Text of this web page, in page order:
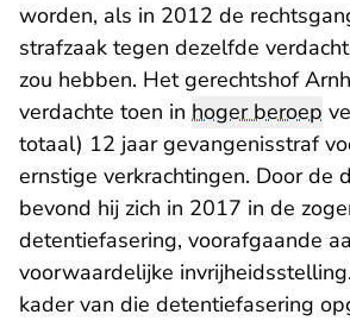
worden, als in 2012 de
strafzaak tegen dezelfde
zou hebben. Het gerechtshof
verdachte toen in hoger beroep
totaal) 12 jaar gevangenisstraf
ernstige verkrachtingen. Door de
bevond hij zich in 2017 in de
detentiefasering, voorafgaande
voorwaardelijke
kader van die detentiefasering